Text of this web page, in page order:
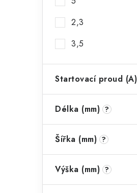
2,3
3,5
Startovací proud (A)
Délka (mm) ?
Šířka (mm) ?
Výška (mm) ?